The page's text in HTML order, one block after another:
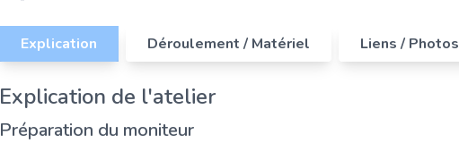
Explication Déroulement / Matériel Liens / Photos
Explication de l'atelier
Préparation du moniteur